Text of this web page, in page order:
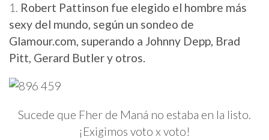
1. Robert Pattinson fue elegido el hombre más
sexy del mundo, según un sondeo de
Glamour.com, superando a Johnny Depp, Brad
Pitt, Gerard Butler y otros.
Sucede que Fher de Maná no estaba en la listo.
¡Exigimos voto x voto!